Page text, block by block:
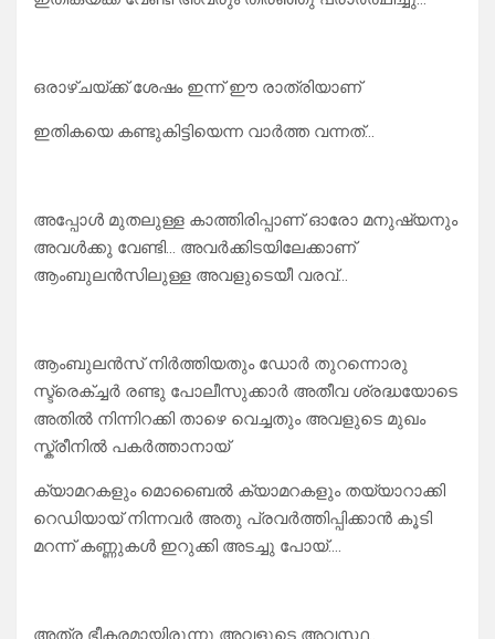
ഒരാഴ്ചയ്ക്ക് ശേഷം ഇന്ന് ഈ രാത്രിയാണ്
ഇതികയെ കണ്ടുകിട്ടിയെന്ന വാർത്ത വന്നത്…
അപ്പോൾ മുതലുള്ള കാത്തിരിപ്പാണ് ഓരോ മനുഷ്യനും
അവൾക്കു വേണ്ടി… അവർക്കിടയിലേക്കാണ്
ആംബുലൻസിലുള്ള അവളുടെയീ വരവ്…
ആംബുലൻസ് നിർത്തിയതും ഡോർ തുറന്നൊരു
സ്ട്രെക്ച്ചർ രണ്ടു പോലീസുക്കാർ അതീവ ശ്രദ്ധയോടെ
അതിൽ നിന്നിറക്കി താഴെ വെച്ചതും അവളുടെ മുഖം
സ്ക്രീനിൽ പകർത്താനായ്
ക്യാമറകളും മൊബൈൽ ക്യാമറകളും തയ്യാറാക്കി
റെഡിയായ് നിന്നവർ അതു പ്രവർത്തിപ്പിക്കാൻ കൂടി
മറന്ന് കണ്ണുകൾ ഇറുക്കി അടച്ചു പോയ്….